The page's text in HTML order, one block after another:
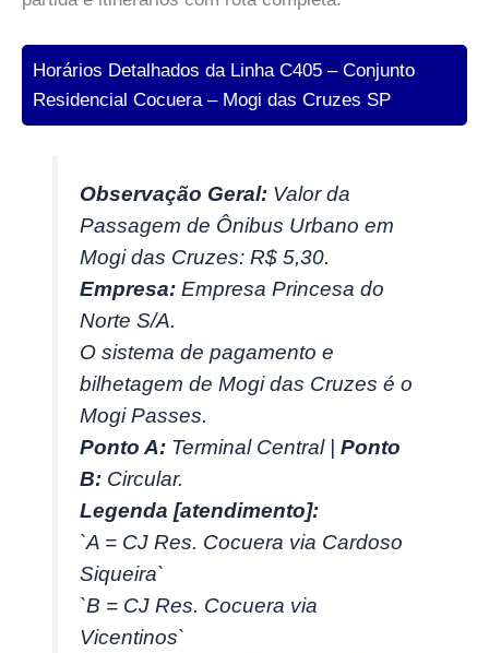
Horários Detalhados da Linha C405 – Conjunto
Residencial Cocuera – Mogi das Cruzes SP
Observação Geral: Valor da
Passagem de Ônibus Urbano em
Mogi das Cruzes: R$ 5,30.
Empresa: Empresa Princesa do
Norte S/A.
O sistema de pagamento e
bilhetagem de Mogi das Cruzes é o
Mogi Passes.
Ponto A: Terminal Central |Ponto
B: Circular.
Legenda [atendimento]:
`A = CJ Res. Cocuera via Cardoso
Siqueira`
`B = CJ Res. Cocuera via
Vicentinos`